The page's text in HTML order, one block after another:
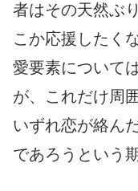
者はその天然ぶ
こか応援したく
愛要素について
が、これだけ周
いずれ恋が絡ん
であろうという